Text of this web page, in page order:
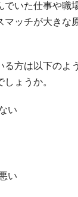
でいた仕事や職
マッチが大きな
る方は以下のよ
ょうか。
い
い